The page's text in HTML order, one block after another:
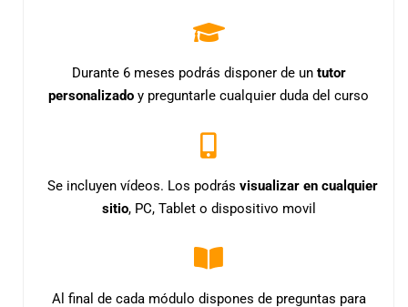
Durante 6 meses podrás disponer de un tutor
personalizado y preguntarle cualquier duda del curso
Se incluyen vídeos. Los podrás visualizar en cualquier
sitio, PC, Tablet o dispositivo movil
Al final de cada módulo dispones de preguntas para